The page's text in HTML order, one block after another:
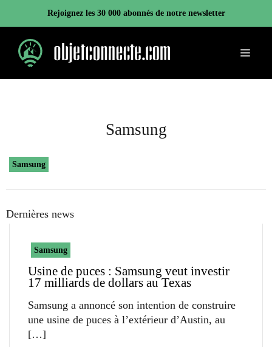
contenu
Rejoignez les 30 000 abonnés de notre newsletter
Menu
Samsung
Samsung
Dernières news
Samsung
Usine de puces : Samsung veut investir
17 milliards de dollars au Texas
Samsung a annoncé son intention de construire
une usine de puces à l’extérieur d’Austin, au